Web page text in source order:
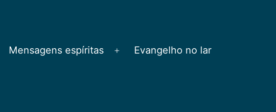
Mensagens espíritas
Abrir
Evangelho no lar